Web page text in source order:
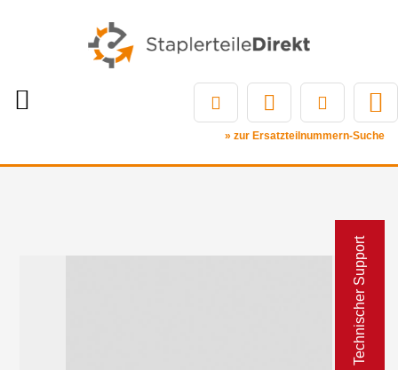
Technischer Support
» zur Ersatzteilnummern-Suche